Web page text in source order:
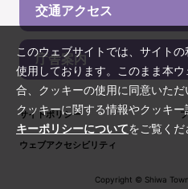
交通アクセス
庁舎案内
サイトポリシー
ウェブアクセシビリティ
Copyright © Shiwa
このウェブサイトでは、サイト
使用しております。このまま本
合、クッキーの使用に同意いただ
クッキーに関する情報やクッキ
キーポリシーについてをご覧くだ